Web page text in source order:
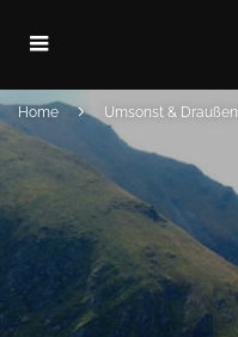
Home Umsonst & Draußen